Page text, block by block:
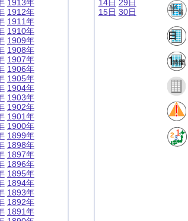
1913年
1912年
1911年
1910年
1909年
1908年
1907年
1906年
1905年
1904年
1903年
1902年
1901年
1900年
1899年
1898年
1897年
1896年
1895年
1894年
1893年
1892年
1891年
14日
15日
29日
30日